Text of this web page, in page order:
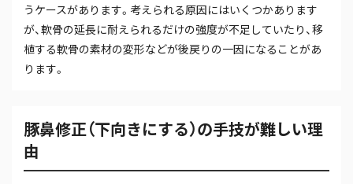
うケースがあります。考えられる原因にはいくつかあります
が、軟骨の延長に耐えられるだけの強度が不足していたり、移
植する軟骨の素材の変形などが後戻りの一因になることがあ
ります。
豚鼻修正（下向きにする）の手技が難しい理
由